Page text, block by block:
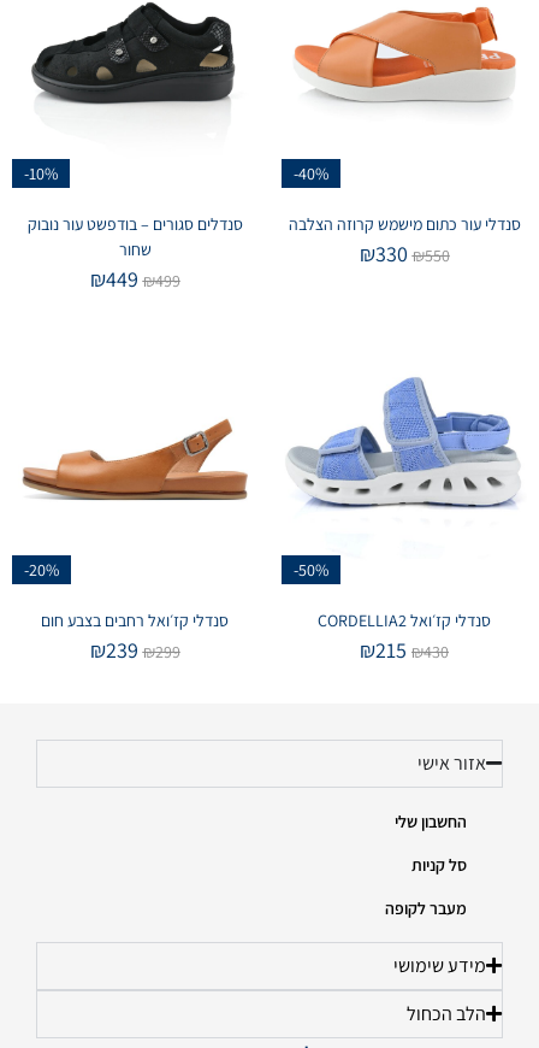
-40%
סנדלי עור כתום מישמש קרוזה הצלבה
₪550
₪330
-10%
סנדלים סגורים – בודפשט עור נובוק
שחור
₪499
₪449
-50%
סנדלי קז׳ואל CORDELLIA2
₪430
₪215
-20%
סנדלי קז׳ואל רחבים בצבע חום
₪299
₪239
אזור אישי
החשבון שלי
סל קניות
מעבר לקופה
מידע שימושי
הלב הכחול